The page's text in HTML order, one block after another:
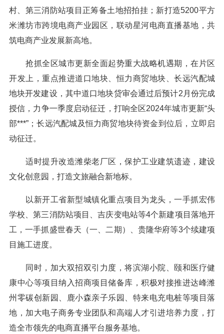
村、第三消防站项目正筹备土地招拍挂；新打造5200平方
米潍坊市跨境电商产业园区，联动星河电商直播基地，共
筑电商产业发展新高地。
抢抓全区城市更新全面起势重大战略机遇期，在片区
开发上，重点推进道口地块、恒力商贸地块、长远汽配城
地块开发建设，其中道口地块贷审会通过后预计2月份完成
授信，力争一季度启动征迁，打响全区2024年城市更新“头
部***”；长远汽配城及恒力商贸地块待资金到位后，立即启
动征迁。
适时提升改造潍柴老厂区，保护工业建筑遗迹，建设
文化创意园，打造文旅融合新地标。
以新开工省新型城镇化重点项目为龙头，一手抓宏伟
学校、第三消防站项目、吉庆变电站等4个新建项目落地开
工，一手抓盛世春天（一、二期）、贵隆华府等3个续建项
目施工进度。
同时，加大双招双引力度，将滨湖小院、颐和医疗健
康中心等项目纳入招商项目储备库，积极对接推进达峰潍
州零碳创新园、鹿小森亲子乐园、特来电充电桩等项目落
地，加大电子商务专业团队和高端人才引进培养力度，打
造全市领先的电商直播平台服务基地。